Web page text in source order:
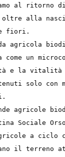
al ritorno
alla
fiori.
agricola
come un
e la vitalità
solo con
agricole
Sociale
a ciclo
il terreno